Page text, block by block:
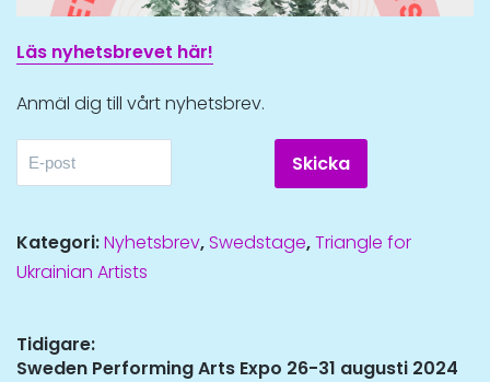
Läs nyhetsbrevet här!
Anmäl dig till vårt nyhetsbrev.
Kategori:Nyhetsbrev,Swedstage,Triangle for
Ukrainian Artists
Inläggsnavigering
Tidigare:
Tidigare
Sweden Performing Arts Expo 26-31 augusti 2024